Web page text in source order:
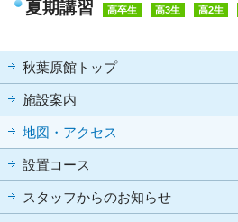
夏期講習 高卒生 高3生 高2生
秋葉原館トップ
施設案内
地図・アクセス
設置コース
スタッフからのお知らせ